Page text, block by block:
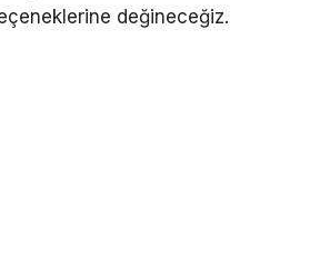
değineceğiz.